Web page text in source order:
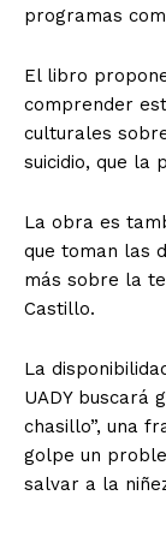
programas
El libro
comprender
culturales
suicidio, que la
La obra es
que toman las
más sobre la
Castillo.
La
UADY buscará
chasillo”, una
golpe un
salvar a la